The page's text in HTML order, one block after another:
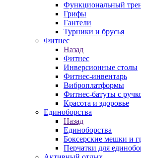
Функциональный
Грифы
Гантели
Турники и брусья
Фитнес
Назад
Фитнес
Инверсионные столы
Фитнес-инвентарь
Виброплатформы
Фитнес-батуты с
Красота и здоровье
Единоборства
Назад
Единоборства
Боксерские мешки и
Перчатки для